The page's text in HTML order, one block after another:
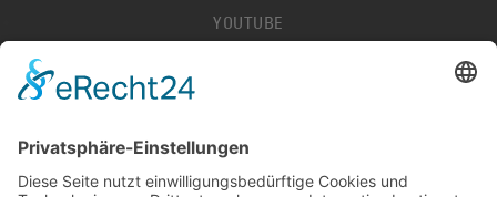
YOUTUBE
AGB
HALLENORDNUNG